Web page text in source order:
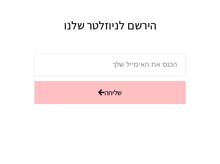
הירשם לניוזלטר שלנו
שליחה